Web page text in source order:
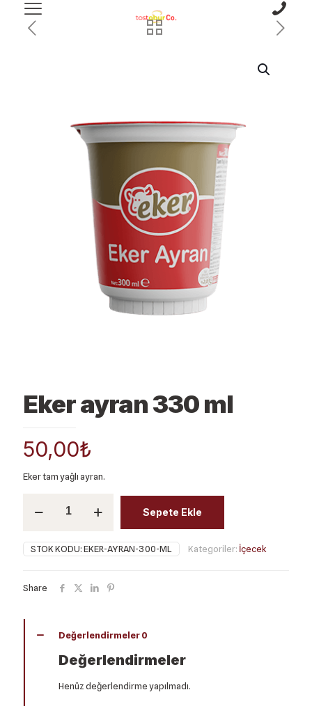
Eker ayran 330 ml
50,00₺
Eker tam yağlı ayran.
ayran
ml
adet
Sepete Ekle
STOK KODU:EKER-AYRAN-300-ML Kategoriler: İçecek
Share
Değerlendirmeler0
Değerlendirmeler
Henüz değerlendirme yapılmadı.